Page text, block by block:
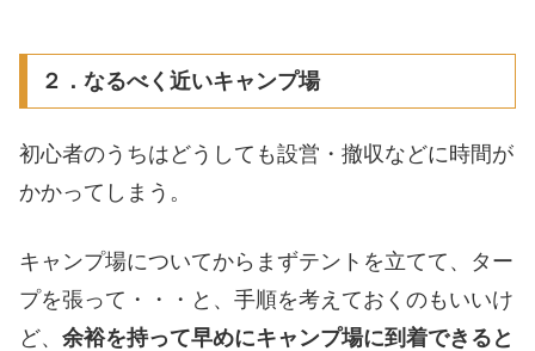
２．なるべく近いキャンプ場
初心者のうちはどうしても設営・撤収などに時間が
かかってしまう。
キャンプ場についてからまずテントを立てて、ター
プを張って・・・と、手順を考えておくのもいいけ
ど、 余裕を持って早めにキャンプ場に到着できると